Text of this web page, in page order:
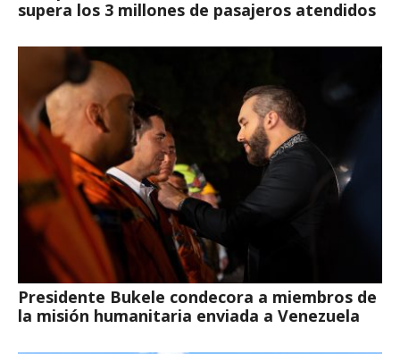
supera los 3 millones de pasajeros atendidos
Presidente Bukele condecora a miembros de
la misión humanitaria enviada a Venezuela